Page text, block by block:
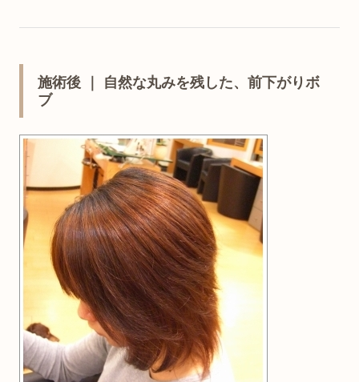
施術後 ｜ 自然な丸みを残した、前下がりボ
ブ